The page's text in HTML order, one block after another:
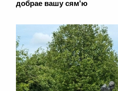
добрае вашу сям'ю